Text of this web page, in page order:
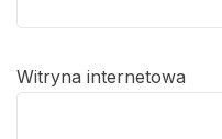
Witryna internetowa